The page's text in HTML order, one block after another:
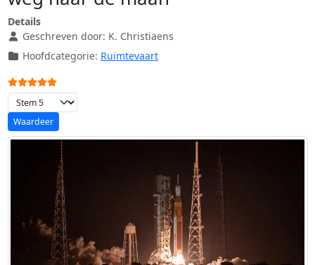
Details
Geschreven door: K. Christiaens
Hoofdcategorie: Ruimtevaart
Gebruikerswaardering:
Voeg waardering toe